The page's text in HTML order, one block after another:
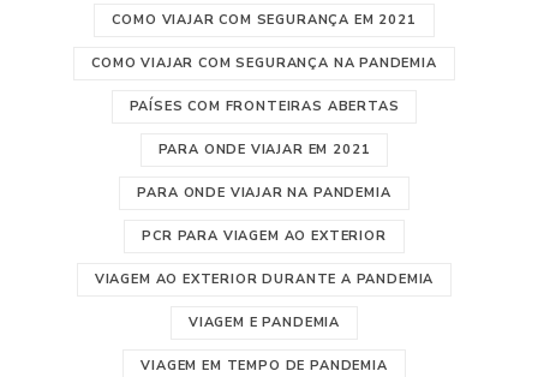
COMO VIAJAR COM SEGURANÇA EM 2021
COMO VIAJAR COM SEGURANÇA NA PANDEMIA
PAÍSES COM FRONTEIRAS ABERTAS
PARA ONDE VIAJAR EM 2021
PARA ONDE VIAJAR NA PANDEMIA
PCR PARA VIAGEM AO EXTERIOR
VIAGEM AO EXTERIOR DURANTE A PANDEMIA
VIAGEM E PANDEMIA
VIAGEM EM TEMPO DE PANDEMIA